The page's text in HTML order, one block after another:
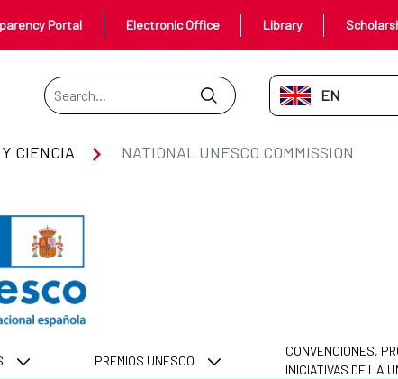
Portal Electronic Office Library
Search Bar
EN-GB
CIENCIA NATIONAL UNESCO COMMISSION
PREMIOS UNESCO
CONVENCIONES,
INICIATIVAS DE LA